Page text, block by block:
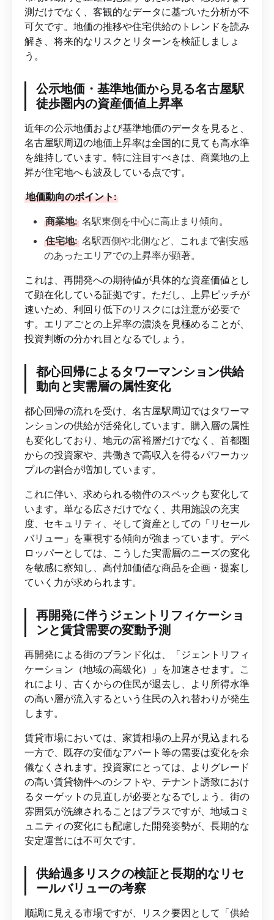
測だけでなく、客観的なデータに基づいた分析が不
可欠です。地価の推移や住宅供給のトレンドを読み
解き、将来的なリスクとリターンを検証しましょ
う。
公示地価・基準地価から見る名古屋駅
徒歩圏内の資産価値上昇率
近年の公示地価および基準地価のデータを見ると、
名古屋駅周辺の地価上昇率は全国的に見ても高水準
を維持しています。特に注目すべきは、商業地の上
昇が住宅地へも波及している点です。
地価動向のポイント:
商業地: 名駅東側を中心に高止まり傾向。
住宅地: 名駅西側や北側など、これまで割安感
のあったエリアでの上昇率が顕著。
これは、再開発への期待値が具体的な資産価値とし
て顕在化している証拠です。ただし、上昇ピッチが
速いため、利回り低下のリスクには注意が必要で
す。エリアごとの上昇率の濃淡を見極めることが、
投資判断の分かれ目となるでしょう。
都心回帰によるタワーマンション供給
動向と実需層の属性変化
都心回帰の流れを受け、名古屋駅周辺ではタワーマ
ンションの供給が活発化しています。購入層の属性
も変化しており、地元の富裕層だけでなく、首都圏
からの投資家や、共働きで高収入を得るパワーカッ
プルの割合が増加しています。
これに伴い、求められる物件のスペックも変化して
います。単なる広さだけでなく、共用施設の充実
度、セキュリティ、そして資産としての「リセール
バリュー」を重視する傾向が強まっています。デベ
ロッパーとしては、こうした実需層のニーズの変化
を敏感に察知し、高付加価値な商品を企画・提案し
ていく力が求められます。
再開発に伴うジェントリフィケーショ
ンと賃貸需要の変動予測
再開発による街のブランド化は、「ジェントリフィ
ケーション（地域の高級化）」を加速させます。こ
れにより、古くからの住民が退去し、より所得水準
の高い層が流入するという住民の入れ替わりが発生
します。
賃貸市場においては、家賃相場の上昇が見込まれる
一方で、既存の安価なアパート等の需要は変化を余
儀なくされます。投資家にとっては、よりグレード
の高い賃貸物件へのシフトや、テナント誘致におけ
るターゲットの見直しが必要となるでしょう。街の
雰囲気が洗練されることはプラスですが、地域コミ
ュニティの変化にも配慮した開発姿勢が、長期的な
安定運営には不可欠です。
供給過多リスクの検証と長期的なリセ
ールバリューの考察
順調に見える市場ですが、リスク要因として「供給